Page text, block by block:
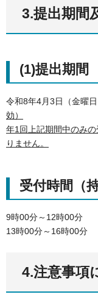
3.提出期間
(1)提出期間
令和8年4月3日（金曜
効）
年1回上記期間中のみ
りません。
受付時間（
9時00分～12時00分
13時00分～16時00分
4.注意事項